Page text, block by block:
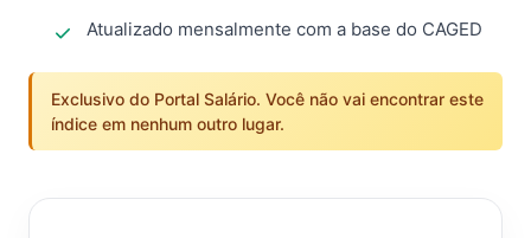
Atualizado mensalmente com a base do CAGED
Exclusivo do Portal Salário. Você não vai encontrar este
índice em nenhum outro lugar.